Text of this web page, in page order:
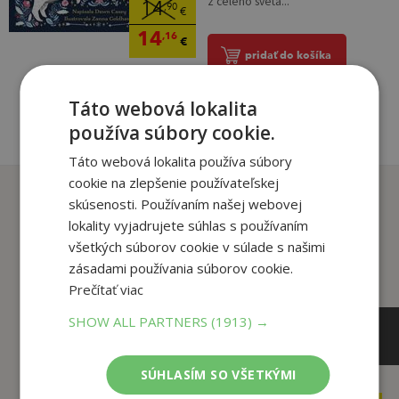
14,90€
14,16€
pridať do košíka
Zákazníci, ktorí si kúpili
tento titul si tiež kúpili
Táto webová lokalita
používa súbory cookie.
Táto webová lokalita používa súbory
cookie na zlepšenie používateľskej
skúsenosti. Používaním našej webovej
lokality vyjadrujete súhlas s používaním
všetkých súborov cookie v súlade s našimi
zásadami používania súborov cookie.
Prečítať viac
SHOW ALL PARTNERS(1913) →
SÚHLASÍM SO VŠETKÝMI